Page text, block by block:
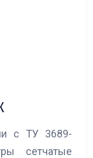
с ТУ 3689-
сетчатые